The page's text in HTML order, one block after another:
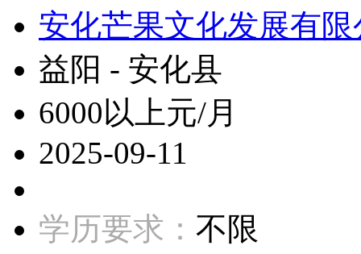
安化芒果文化发展有限
益阳 - 安化县
6000以上元/月
2025-09-11
学历要求： 不限